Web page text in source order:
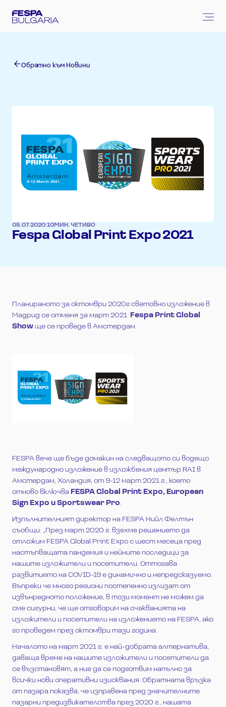
Обратно към Новини
05.07.2020 10МИН. ЧЕТИВО
Fespa Global Print Expo 2021
Планираното за октомври 2020г световно изложение в
Мадрид се отменя за март 2021. Fespa Print Global
Show ще се проведе в Амстердам.
FESPA вече ще бъде домакин на следващото си водещо
международно изложение в изложбения център RAI в
Амстердам, Холандия, от 9-12 март 2021 г., което
отново включва FESPA Global Print Expo, European
Sign Expo и Sportswear Pro.
Изпълнителният директор на FESPA Нийл Фелтън
съобщи: „През март 2020 г. взехме решението да
отложим FESPA Global Print Expo с шест месеца пред
настъпващата пандемия и нейните последици за
нашите изложители и посетители. Оттогава
развитието на COVID-19 е динамично и непредсказуемо.
Въпреки че много региони постепенно излизат от
извънредното положение, в този момент не можем да
сме сигурни, че ще отговорим на очакванията на
изложители и посетители на изложението на FESPA, ако
го проведем през октомври тази година.
Началото на март 2021 г. е най-добрата алтернатива,
даваща време на нашите изложители и посетители да
се възстановят, а ние да се подготвим напълно за
всички нови оперативни изисквания. Обратната връзка
от пазара показва, че изправена пред значителните
пазарни предизвикателства през 2020 г., нашата